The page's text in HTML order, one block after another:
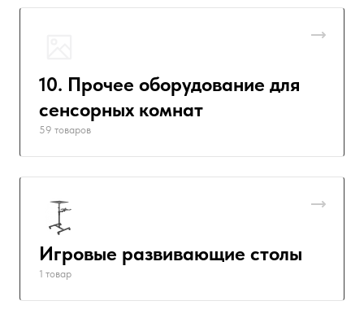
10. Прочее оборудование для
сенсорных комнат
59 товаров
Игровые развивающие столы
1 товар